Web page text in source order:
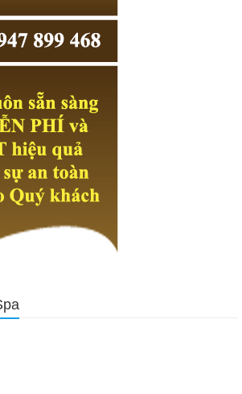
– Part 1, The Internal Audit Activity’s Role in
Control bottom of the moon. The middle
by the leaf green, like the dry branches
This is a memory of the world,
felt a touch of emotion in her heart.